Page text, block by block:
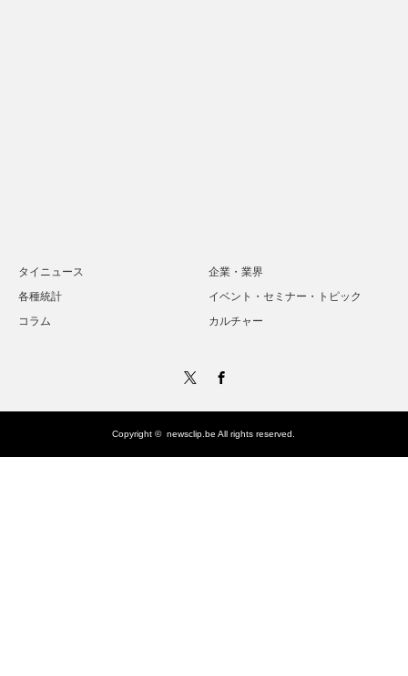
タイニュース
企業・業界
各種統計
イベント・セミナー・トピック
コラム
カルチャー
Copyright ©newsclip.be All rights reserved.